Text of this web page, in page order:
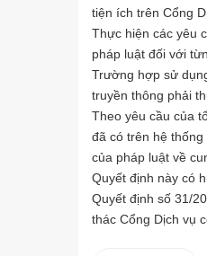
tiện ích trên Cổng
Thực hiện các yêu
pháp luật đối với
Trường hợp sử
truyền thông phải
Theo yêu cầu của
đã có trên hệ
của pháp luật về
Quyết định này có
Quyết định số 31/
thác Cổng Dịch vụ